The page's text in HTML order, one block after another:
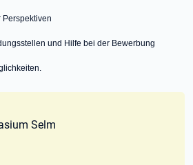
Perspektiven
und Hilfe bei der Bewerbung
Selm